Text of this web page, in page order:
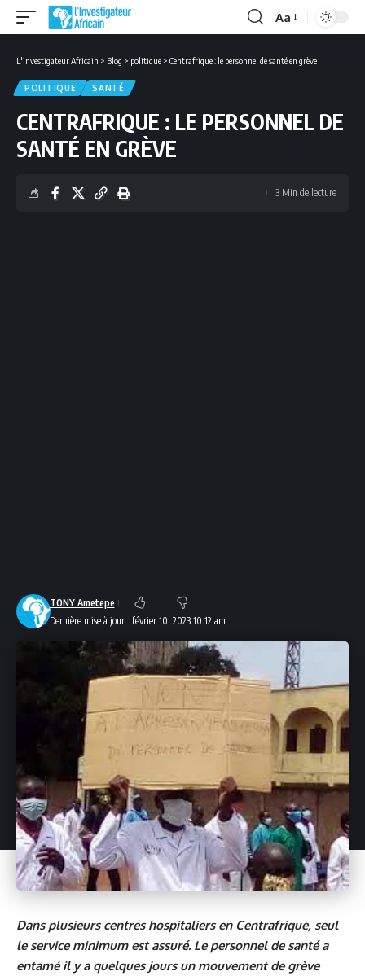
Font
Aa
L'investigateur Africain > Blog > politique > Centrafrique : le personnel de santé en grève
POLITIQUE SANTÉ
CENTRAFRIQUE : LE PERSONNEL DE
SANTÉ EN GRÈVE
Dernière mise à jour : février 10, 2023 10:12 am
TONY Ametepe
3 Min de lecture
Dans plusieurs centres hospitaliers en Centrafrique, seul
le service minimum est assuré. Le personnel de santé a
entamé il y a quelques jours un mouvement de grève